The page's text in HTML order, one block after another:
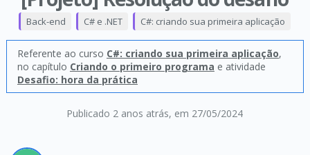
Publicado 2 anos atrás, em 27/05/2024
Back-end C# e .NET C#: criando sua primeira aplicação
Referente ao curso C#: criando sua primeira aplicação,
no capítulo Criando o primeiro programa e atividade
Desafio: hora da prática